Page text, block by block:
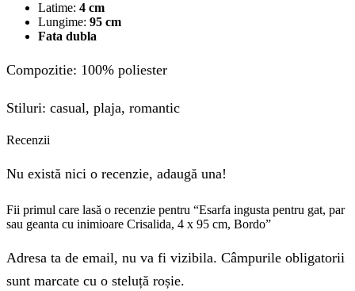
Latime: 4 cm
Lungime: 95 cm
Fata dubla
Compozitie: 100% poliester
Stiluri: casual, plaja, romantic
Recenzii
Nu există nici o recenzie, adaugă una!
Fii primul care lasă o recenzie pentru “Esarfa ingusta pentru gat, par
sau geanta cu inimioare Crisalida, 4 x 95 cm, Bordo”
Adresa ta de email, nu va fi vizibila. Câmpurile obligatorii
sunt marcate cu o steluță roșie.